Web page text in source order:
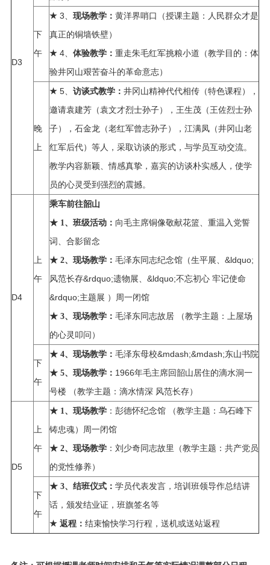
D3
下
午
★ 3、 现场教学： 黄洋界哨口（授课主题：人民群众才是
真正的铜墙铁壁）
★ 4、 体验教学： 重走朱毛红军挑粮小道（教学目的：体
验井冈山艰苦奋斗的革命意志）
晚
上
★ 5、 访谈式教学： 井冈山精神代代相传（特色课程），
邀请袁建芳（袁文才烈士孙子），王生茂（王佐烈士孙
子），石金龙（老红军曾志孙子），江满凤（井冈山老
红军后代）等人，采取访谈的形式，与学员互动交流。
教学内容新颖、情感真挚，嘉宾的访谈朴实感人，使学
员的心灵受到强烈的震撼。
D4
上
午
乘车前往韶山
★ 1、 班级活动： 向毛主席铜像敬献花篮、重温入党誓
词、合影留念
★ 2、 现场教学： 毛泽东同志纪念馆（生平展、&ldquo;
风范长存&rdquo;遗物展、&ldquo;不忘初心 牢记使命
&rdquo;主题展 ）周一闭馆
★ 3、 现场教学： 毛泽东同志故居 （教学主题：上屋场
的心灵叩问）
下
午
★ 4、 现场教学： 毛泽东母校&mdash;&mdash;东山书院
★ 5、 现场教学： 1966年毛主席回韶山居住的滴水洞一
号楼 （教学主题：滴水情深 风范长存）
D5
上
午
★ 1、 现场教学 ：彭德怀纪念馆 （教学主题：乌石峰下
铸忠魂）周一闭馆
★ 2、现场教学 ：刘少奇同志故里（教学主题：共产党员
的党性修养）
下
午
★ 3、 结班仪式： 学员代表发言，培训班领导作总结讲
话，颁发结业证，班旗签名等
★ 返程： 结束愉快学习行程，送机或送站返程